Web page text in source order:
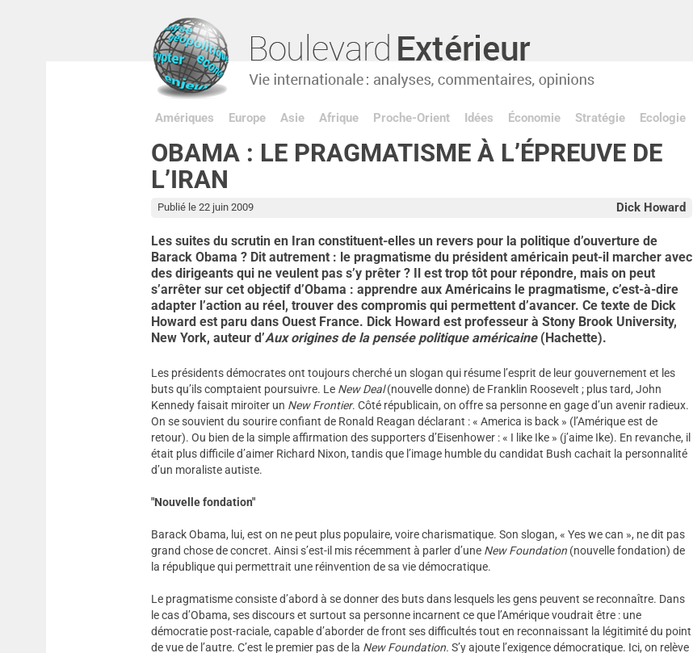
Amériques Europe Asie Afrique Proche-Orient Idées Économie Stratégie Ecologie
OBAMA : LE PRAGMATISME À L’ÉPREUVE DE
L’IRAN
Dick Howard
Publié le 22 juin 2009
Les suites du scrutin en Iran constituent-elles un revers pour la politique d’ouverture de
Barack Obama ? Dit autrement : le pragmatisme du président américain peut-il marcher avec
des dirigeants qui ne veulent pas s’y prêter ? Il est trop tôt pour répondre, mais on peut
s’arrêter sur cet objectif d’Obama : apprendre aux Américains le pragmatisme, c’est-à-dire
adapter l’action au réel, trouver des compromis qui permettent d’avancer. Ce texte de Dick
Howard est paru dans Ouest France. Dick Howard est professeur à Stony Brook University,
New York, auteur d’Aux origines de la pensée politique américaine(Hachette).
Les présidents démocrates ont toujours cherché un slogan qui résume l’esprit de leur gouvernement et les
buts qu’ils comptaient poursuivre. Le New Deal(nouvelle donne) de Franklin Roosevelt ; plus tard, John
Kennedy faisait miroiter un New Frontier. Côté républicain, on offre sa personne en gage d’un avenir radieux.
On se souvient du sourire confiant de Ronald Reagan déclarant : « America is back » (l’Amérique est de
retour). Ou bien de la simple affirmation des supporters d’Eisenhower : « I like Ike » (j’aime Ike). En revanche, il
était plus difficile d’aimer Richard Nixon, tandis que l’image humble du candidat Bush cachait la personnalité
d’un moraliste autiste.
"Nouvelle fondation"
Barack Obama, lui, est on ne peut plus populaire, voire charismatique. Son slogan, « Yes we can », ne dit pas
grand chose de concret. Ainsi s’est-il mis récemment à parler d’une New Foundation (nouvelle fondation) de
la république qui permettrait une réinvention de sa vie démocratique.
Le pragmatisme consiste d’abord à se donner des buts dans lesquels les gens peuvent se reconnaître. Dans
le cas d’Obama, ses discours et surtout sa personne incarnent ce que l’Amérique voudrait être : une
démocratie post-raciale, capable d’aborder de front ses difficultés tout en reconnaissant la légitimité du point
de vue de l’autre. C’est le premier pas de la New Foundation. S’y ajoute l’exigence démocratique. Ici, on relève